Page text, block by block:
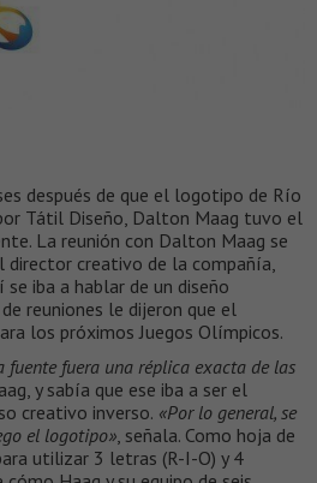
después de que el logotipo de Río
Tátil Diseño, Dalton Maag tuvo el
La reunión con Dalton Maag se
director creativo de la compañía,
iba a hablar de un diseño
reuniones le dijeron que el
los próximos Juegos Olímpicos.
fuente fuera una réplica exacta de las
y sabía que ese iba a ser el
creativo inverso. «Por lo general, se
el logotipo», señala. Como hoja de
utilizar 3 letras (R-I-O) y 4